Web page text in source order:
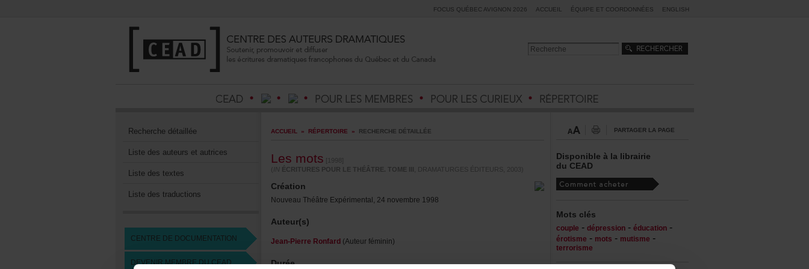
FOCUSQUÉBECAVIGNON2026 ACCUEIL ÉQUIPEETCOORDONNÉES ENGLISH
Recherchedétaillée
Listedesauteursetautrices
Listedestextes
Listedestraductions
CENTREDEDOCUMENTATION
DEVENIRMEMBREDUCEAD
ACCUEIL » RÉPERTOIRE » RECHERCHEDÉTAILLÉE
Lesmots [1998]
IN ÉCRITURESPOURLETHÉÂTRE.TOMEIII ,DRAMATURGESÉDITEURS,2003)
Création
NouveauThéâtreExpérimental,24novembre1998
Auteur(s)
Jean-PierreRonfard (Auteurféminin)
Durée
PARTAGERLAPAGE
Disponibleàlalibrairie
duCEAD
Motsclés
couple - dépression- éducation-
érotisme - mots - mutisme -
terrorisme